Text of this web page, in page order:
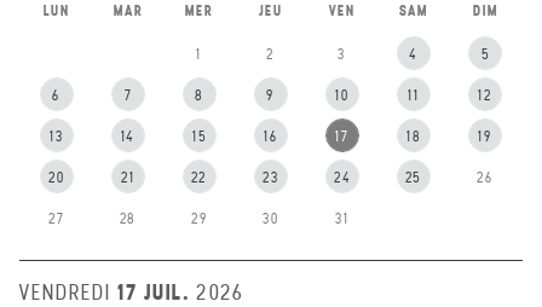
LUN MAR MER JEU VEN SAM DIM
1 2 3 4 5
6 7 8 9 10 11 12
13 14 15 16 17 18 19
20 21 22 23 24 25 26
27 28 29 30 31
VENDREDI 17 JUIL. 2026